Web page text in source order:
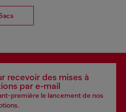
recevoir des mises à
par e-mail
première le lancement de nos